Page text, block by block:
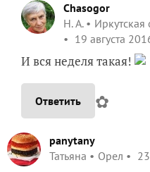
Chasogor
Н. А.
Иркутская
19 августа
И вся неделя такая!
Ответить ✿
panytany
Татьяна
Орел